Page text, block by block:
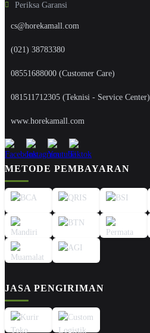
Periksa Garansi
cs@horekamall.com
(021) 38783380
08551688000 (Customer Care)
081511712305 (Teknisi - Service Center)
www.horekamall.com
METODE PEMBAYARAN
JASA PENGIRIMAN